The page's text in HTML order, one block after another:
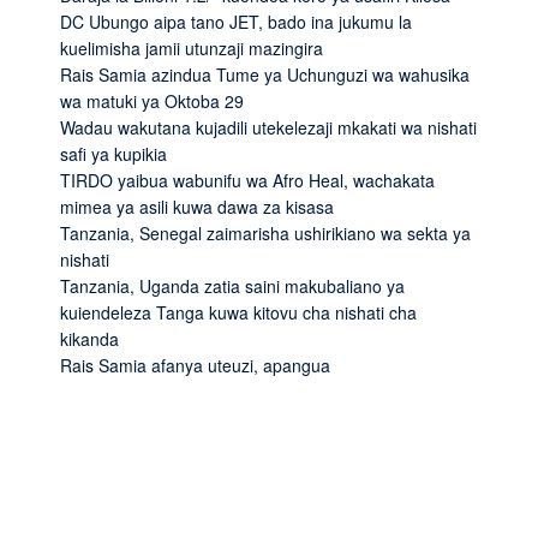
DC Ubungo aipa tano JET, bado ina jukumu la
kuelimisha jamii utunzaji mazingira
Rais Samia azindua Tume ya Uchunguzi wa wahusika
wa matuki ya Oktoba 29
Wadau wakutana kujadili utekelezaji mkakati wa nishati
safi ya kupikia
TIRDO yaibua wabunifu wa Afro Heal, wachakata
mimea ya asili kuwa dawa za kisasa
Tanzania, Senegal zaimarisha ushirikiano wa sekta ya
nishati
Tanzania, Uganda zatia saini makubaliano ya
kuiendeleza Tanga kuwa kitovu cha nishati cha
kikanda
Rais Samia afanya uteuzi, apangua